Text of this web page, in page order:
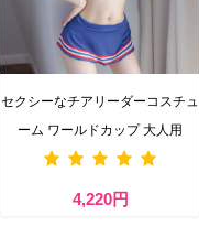
セクシーなチアリーダーコスチュ
ーム ワールドカップ 大人用
4,220円